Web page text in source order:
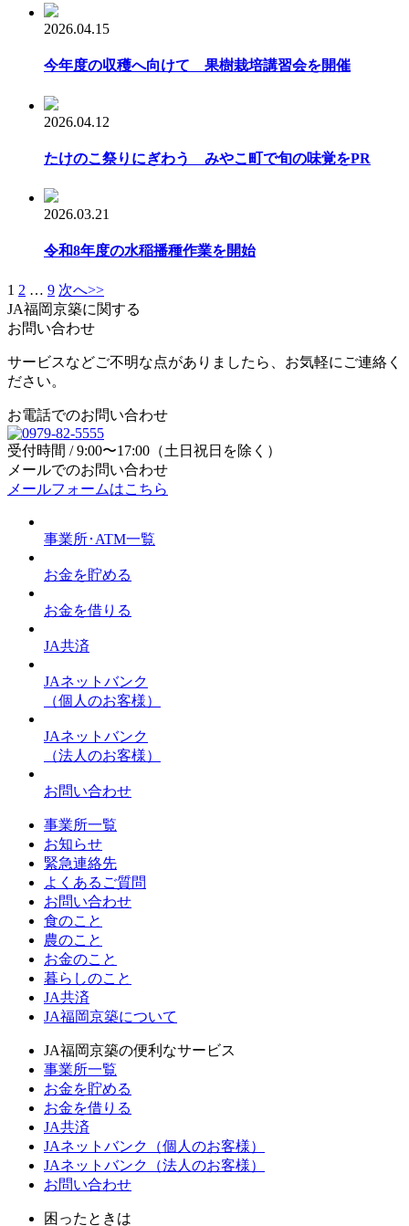
2026.04.15
今年度の収穫へ向けて 果樹栽培講習会を開催
2026.04.12
たけのこ祭りにぎわう みやこ町で旬の味覚をPR
2026.03.21
令和8年度の水稲播種作業を開始
1 2 … 9 次へ>>
JA福岡京築に関する
お問い合わせ
サービスなどご不明な点がありましたら、お気軽にご連絡く
ださい。
お電話でのお問い合わせ
受付時間 / 9:00〜17:00（土日祝日を除く）
メールでのお問い合わせ
メールフォームはこちら
事業所･ATM一覧
お金を貯める
お金を借りる
JA共済
JAネットバンク
（個人のお客様）
JAネットバンク
（法人のお客様）
お問い合わせ
事業所一覧
お知らせ
緊急連絡先
よくあるご質問
お問い合わせ
食のこと
農のこと
お金のこと
暮らしのこと
JA共済
JA福岡京築について
JA福岡京築の便利なサービス
事業所一覧
お金を貯める
お金を借りる
JA共済
JAネットバンク（個人のお客様）
JAネットバンク（法人のお客様）
お問い合わせ
困ったときは